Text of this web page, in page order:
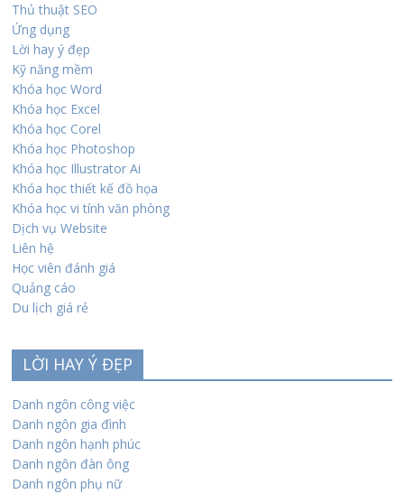
Thủ thuật SEO
Ứng dụng
Lời hay ý đẹp
Kỹ năng mềm
Khóa học Word
Khóa học Excel
Khóa học Corel
Khóa học Photoshop
Khóa học Illustrator Ai
Khóa học thiết kế đồ họa
Khóa học vi tính văn phòng
Dịch vụ Website
Liên hệ
Học viên đánh giá
Quảng cáo
Du lịch giá rẻ
LỜI HAY Ý ĐẸP
Danh ngôn công việc
Danh ngôn gia đình
Danh ngôn hạnh phúc
Danh ngôn đàn ông
Danh ngôn phụ nữ